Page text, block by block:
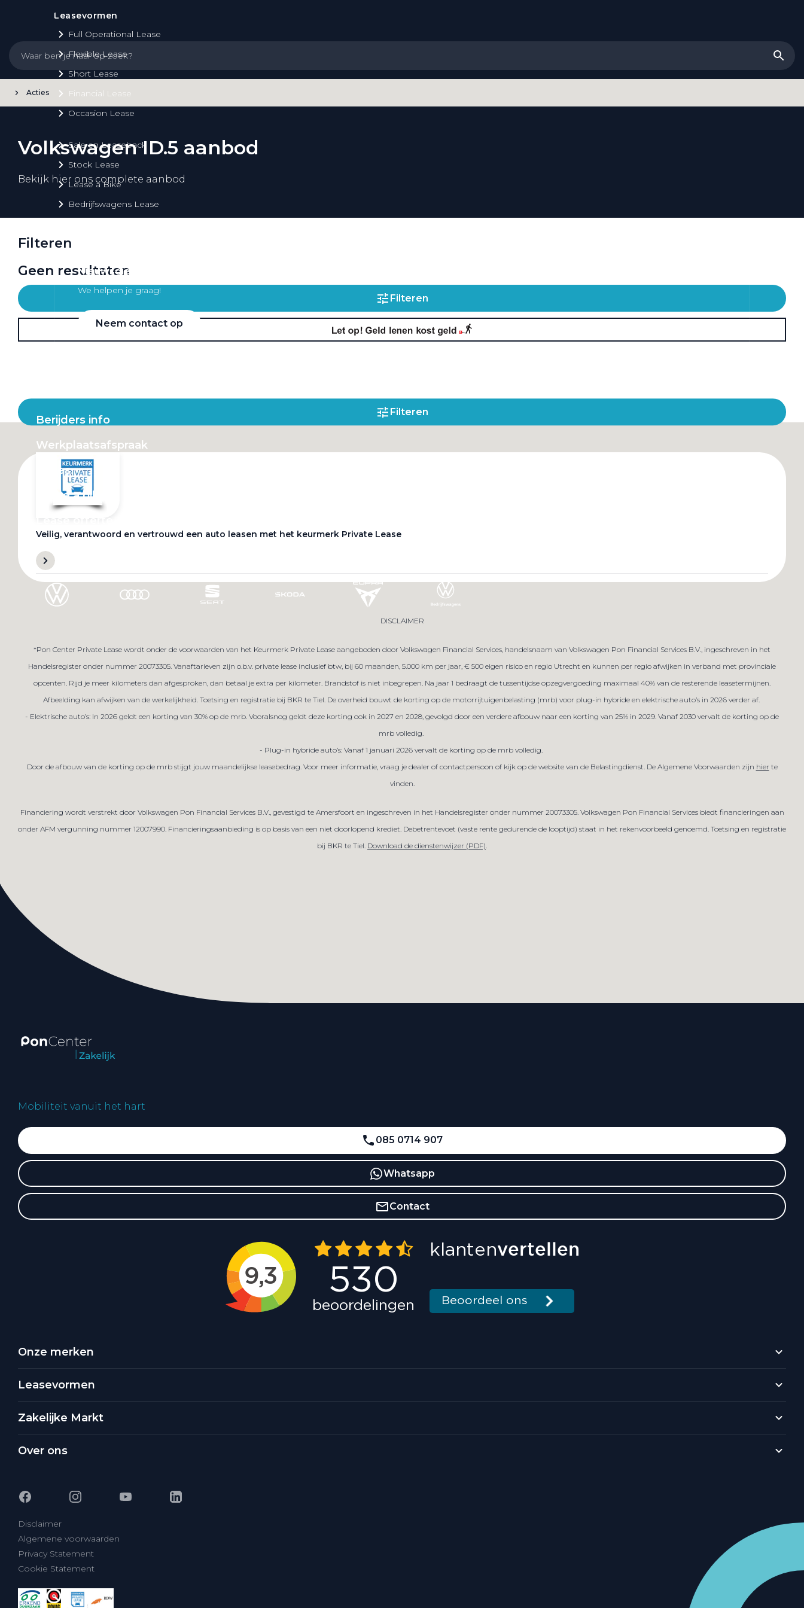
Leasevormen
Full Operational Lease
Flexible Lease
Short Lease
Financial Lease
Occasion Lease
Sale en Leaseback
Stock Lease
Lease a Bike
Bedrijfswagens Lease
Nieuwsgierig wat we voor je kunnen betekenen?
We helpen je graag!
Neem contact op
Berijders info
Werkplaatsafspraak
Acties
Lease a bike
Acties
Volkswagen ID.5 aanbod
Bekijk hier ons complete aanbod
Filteren
Geen resultaten
Filteren
Filteren
Veilig, verantwoord en vertrouwd een auto leasen met het keurmerk Private Lease
DISCLAIMER
*Pon Center Private Lease wordt onder de voorwaarden van het Keurmerk Private Lease aangeboden door Volkswagen Financial Services, handelsnaam van Volkswagen Pon Financial Services B.V., ingeschreven in het
Handelsregister onder nummer 20073305. Vanaftarieven zijn o.b.v. private lease inclusief btw, bij 60 maanden, 5.000 km per jaar, € 500 eigen risico en regio Utrecht en kunnen per regio afwijken in verband met provinciale
opcenten. Rijd je meer kilometers dan afgesproken, dan betaal je extra per kilometer. Brandstof is niet inbegrepen. Na jaar 1 bedraagt de tussentijdse opzegvergoeding maximaal 40% van de resterende leasetermijnen.
Afbeelding kan afwijken van de werkelijkheid. Toetsing en registratie bij BKR te Tiel. De overheid bouwt de korting op de motorrijtuigenbelasting (mrb) voor plug-in hybride en elektrische auto’s in 2026 verder af.
- Elektrische auto’s: In 2026 geldt een korting van 30% op de mrb. Vooralsnog geldt deze korting ook in 2027 en 2028, gevolgd door een verdere afbouw naar een korting van 25% in 2029. Vanaf 2030 vervalt de korting op de
mrb volledig.
- Plug-in hybride auto’s: Vanaf 1 januari 2026 vervalt de korting op de mrb volledig.
Door de afbouw van de korting op de mrb stijgt jouw maandelijkse leasebedrag. Voor meer informatie, vraag je dealer of contactpersoon of kijk op de website van de Belastingdienst. De Algemene Voorwaarden zijn hier te
vinden.
Financiering wordt verstrekt door Volkswagen Pon Financial Services B.V., gevestigd te Amersfoort en ingeschreven in het Handelsregister onder nummer 20073305. Volkswagen Pon Financial Services biedt financieringen aan
onder AFM vergunning nummer 12007990. Financieringsaanbieding is op basis van een niet doorlopend krediet. Debetrentevoet (vaste rente gedurende de looptijd) staat in het rekenvoorbeeld genoemd. Toetsing en registratie
bij BKR te Tiel. Download de dienstenwijzer (PDF).
Mobiliteit vanuit het hart
085 0714 907
Whatsapp
Contact
Onze merken
Leasevormen
Zakelijke Markt
Over ons
Disclaimer
Algemene voorwaarden
Privacy Statement
Cookie Statement